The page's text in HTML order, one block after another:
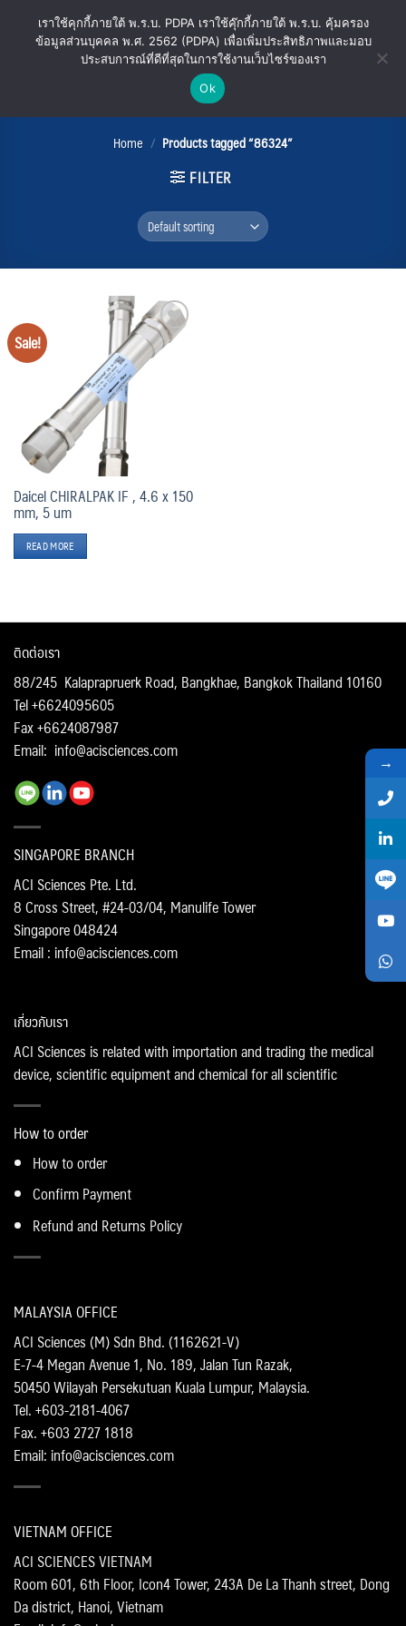
86324
Home / Products tagged “86324”
FILTER
Sale! Add
Daicel CHIRALPAK IF , 4.6 x 150
mm, 5 um
READ MORE
ติดต่อเรา
88/245 Kalaprapruerk Road, Bangkhae, Bangkok Thailand 10160
Tel +6624095605
Fax +6624087987
Email: info@acisciences.com
SINGAPORE BRANCH
ACI Sciences Pte. Ltd.
8 Cross Street, #24-03/04, Manulife Tower
Singapore 048424
Email : info@acisciences.com
MALAYSIA OFFICE
ACI Sciences (M) Sdn Bhd. (1162621-V)
E-7-4 Megan Avenue 1, No. 189, Jalan Tun Razak,
50450 Wilayah Persekutuan Kuala Lumpur, Malaysia.
Tel. +603-2181-4067
Fax. +603 2727 1818
Email: info@acisciences.com
VIETNAM OFFICE
ACI SCIENCES VIETNAM
Room 601, 6th Floor, Icon4 Tower, 243A De La Thanh street, Dong
Da district, Hanoi, Vietnam
เกี่ยวกับเรา
ACI Sciences is related with importation and trading the medical
device, scientific equipment and chemical for all scientific
How to order
How to order
Confirm Payment
Refund and Returns Policy
→
เราใช้คุกกี้ภายใต้ พ.ร.บ. PDPA เราใช้คุ๊กกี้ภายใต้ พ.ร.บ. คุ้มครอง
ข้อมูลส่วนบุคคล พ.ศ. 2562 (PDPA) เพื่อเพิ่มประสิทธิภาพและมอบ
ประสบการณ์ที่ดีที่สุดในการใช้งานเว็บไซร์ของเรา
Ok